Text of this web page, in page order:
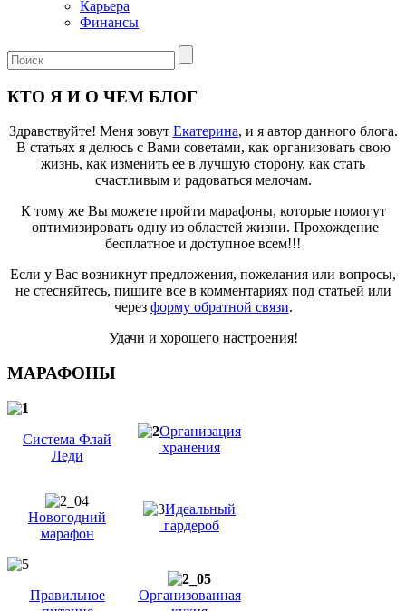
Карьера
Финансы
КТО Я И О ЧЕМ БЛОГ
Здравствуйте! Меня зовут Екатерина, и я автор данного блога.
В статьях я делюсь с Вами советами, как организовать свою
жизнь, как изменить ее в лучшую сторону, как стать
счастливым и радоваться мелочам.
К тому же Вы можете пройти марафоны, которые помогут
оптимизировать одну из областей жизни. Прохождение
бесплатное и доступное всем!!!
Если у Вас возникнут предложения, пожелания или вопросы,
не стесняйтесь, пишите все в комментариях под статьей или
через форму обратной связи.
Удачи и хорошего настроения!
МАРАФОНЫ
Система Флай
Леди
Организация
хранения
Новогодний
марафон
Идеальный
гардероб
Правильное
Организованная